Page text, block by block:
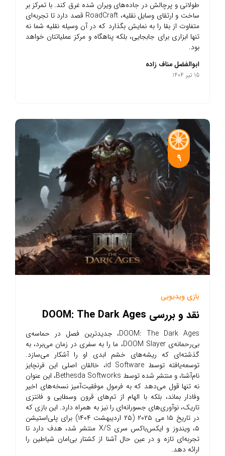
طولانی و پرچالش در جاده‌های ویران شده غرق کند. با تمرکز بر
ساخت و ارتقای وسایل نقلیه، RoadCraft قصد دارد تا تجربه‌ای
متفاوت از بقا را به نمایش بگذارد که در آن وسیله نقلیه شما نه
تنها ابزاری برای جابجایی، بلکه پناهگاه و مرکز عملیاتتان خواهد
بود.
ابوالفضل مناف زاده
15 تیر 1404
9
بازی ویدیویی
نقد و بررسی DOOM: The Dark Ages
DOOM: The Dark Ages، جدیدترین فصل در حماسه‌ی
بی‌رحمانه‌ی DOOM Slayer، ما را به سفری در زمان می‌برد، به
گذشته‌ای که ریشه‌های خشم ابدی او را آشکار می‌سازد.
توسعه‌یافته توسط id Software، خالقان اصلی این فرنچایز
نام‌آشنا، و منتشر شده توسط Bethesda Softworks، این عنوان
نه تنها قول می‌دهد که به فرمول موفقیت‌آمیز نسخه‌های اخیر
وفادار بماند، بلکه با الهام از تم‌های قرون وسطایی و فانتزی
تاریک، نوآوری‌های جسورانه‌ای را نیز به همراه دارد. این بازی که
در تاریخ ۱۵ می ۲۰۲۵ (۲۵ اردیبهشت ۱۴۰۴) برای پلی‌استیشن
۵، ویندوز و ایکس‌باکس سری X/S منتشر شد، هدف دارد تا
تجربه‌ای تازه و در عین حال آشنا از کشتار بی‌امان شیاطین را
ارائه دهد.